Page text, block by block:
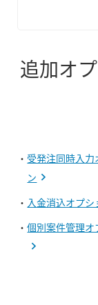
追加オ
・ 受発注同時入力
ン
・ 入金消込オプシ
・個別案件管理オ